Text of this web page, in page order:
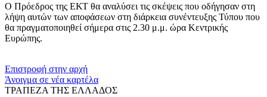
Ο Πρόεδρος της ΕΚΤ θα αναλύσει τις σκέψεις που οδήγησαν στη
λήψη αυτών των αποφάσεων στη διάρκεια συνέντευξης Τύπου που
θα πραγματοποιηθεί σήμερα στις 2.30 μ.μ. ώρα Κεντρικής
Ευρώπης.
Επιστροφή στην αρχή
Άνοιγμα σε νέα καρτέλα
ΤΡΑΠΕΖΑ ΤΗΣ ΕΛΛΑΔΟΣ